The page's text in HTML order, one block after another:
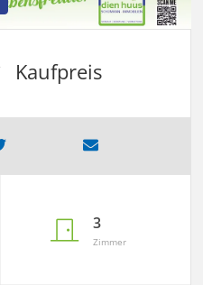
Kaufpreis
3
Zimmer